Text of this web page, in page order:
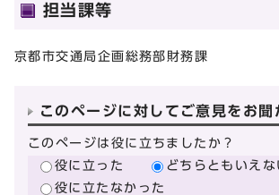
担当課等
京都市交通局企画総務部財務課
このページに対してご意見をお聞
このページは役に立ちましたか？
役に立った
どちらともいえな
役に立たなかった